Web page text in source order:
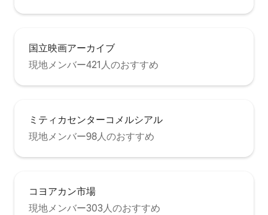
国立映画アーカイブ
現地メンバー421人のおすすめ
ミティカセンターコメルシアル
現地メンバー98人のおすすめ
コヨアカン市場
現地メンバー303人のおすすめ